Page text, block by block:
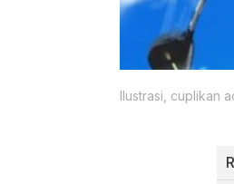
Ilustrasi, cuplikan